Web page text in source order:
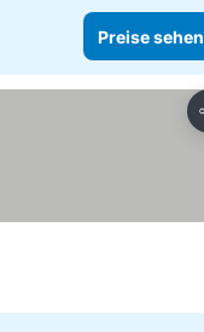
Preise sehen